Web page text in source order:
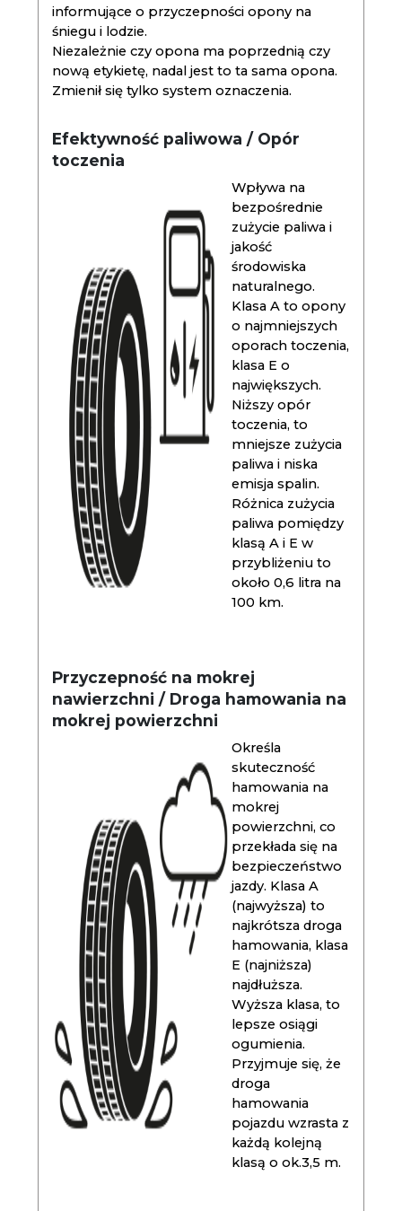
informujące o przyczepności opony na
śniegu i lodzie.
Niezależnie czy opona ma poprzednią czy
nową etykietę, nadal jest to ta sama opona.
Zmienił się tylko system oznaczenia.
Efektywność paliwowa / Opór
toczenia
Wpływa na
bezpośrednie
zużycie paliwa i
jakość
środowiska
naturalnego.
Klasa A to opony
o najmniejszych
oporach toczenia,
klasa E o
największych.
Niższy opór
toczenia, to
mniejsze zużycia
paliwa i niska
emisja spalin.
Różnica zużycia
paliwa pomiędzy
klasą A i E w
przybliżeniu to
około 0,6 litra na
100 km.
Przyczepność na mokrej
nawierzchni / Droga hamowania na
mokrej powierzchni
Określa
skuteczność
hamowania na
mokrej
powierzchni, co
przekłada się na
bezpieczeństwo
jazdy. Klasa A
(najwyższa) to
najkrótsza droga
hamowania, klasa
E (najniższa)
najdłuższa.
Wyższa klasa, to
lepsze osiągi
ogumienia.
Przyjmuje się, że
droga
hamowania
pojazdu wzrasta z
każdą kolejną
klasą o ok.3,5 m.